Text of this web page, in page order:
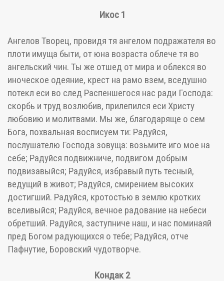
Икос 1
Ангелов Творец, провидя тя ангелом подражателя во
плоти имуща быти, от юна возраста облече тя во
ангельский чин. Ты же отшед от мира и облекся во
иноческое одеяние, крест на рамо взем, вседушно
потекл еси во след Распеншегося нас ради Господа:
скорбь и труд возлюбив, прилепился еси Христу
любовию и молитвами. Мы же, благодаряще о сем
Бога, похвальная восписуем ти: Радуйся,
послушателю Господа зовуща: возьмите иго мое на
себе; Радуйся подвижниче, подвигом добрым
подвизавыйся; Радуйся, избравый путь тесный,
ведущий в живот; Радуйся, смирением высоких
достигший. Радуйся, кротостью в землю кротких
вселивыйся; Радуйся, вечное радование на небеси
обретший. Радуйся, заступниче наш, и нас поминаяй
пред Богом радующихся о тебе; Радуйся, отче
Пафнутие, Боровский чудотворче.
Кондак 2